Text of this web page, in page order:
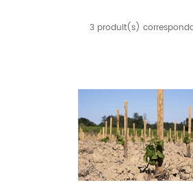
3 produit(s)